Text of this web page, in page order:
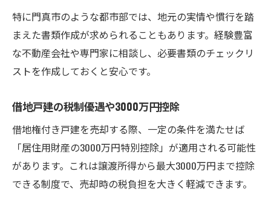
特に門真市のような都市部では、地元の実情や慣行を踏
まえた書類作成が求められることもあります。経験豊富
な不動産会社や専門家に相談し、必要書類のチェックリ
ストを作成しておくと安心です。
借地戸建の税制優遇や3000万円控除
借地権付き戸建を売却する際、一定の条件を満たせば
「居住用財産の3000万円特別控除」が適用される可能性
があります。これは譲渡所得から最大3000万円まで控除
できる制度で、売却時の税負担を大きく軽減できます。